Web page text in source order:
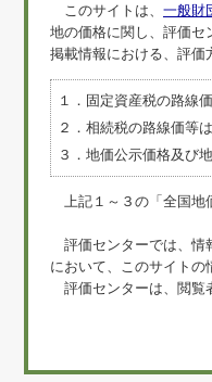
このサイトは、 一般財
地の価格に関し、評価セ
掲載情報における、評価
１．固定資産税の路線
２．相続税の路線価等
３．地価公示価格及び
上記１～３の「全国地
評価センターでは、情
において、このサイトの
評価センターは、閲覧